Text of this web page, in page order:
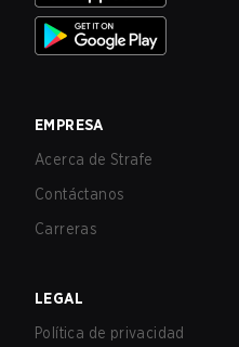
EMPRESA
Acerca de Strafe
Contáctanos
Carreras
LEGAL
Política de privacidad